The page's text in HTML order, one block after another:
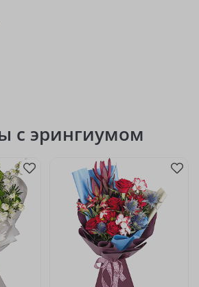
с эрингиумом